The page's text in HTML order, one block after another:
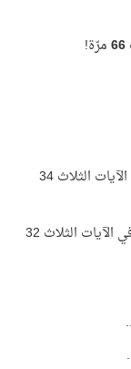
66مرّة!
الآية الأولى تبدأ بحرف اللّام وهذا الحرف تكرّر في الآيات الثلاث 34
الآية الأولى تنتهي بحرف الألف وهذا الحرف تكرّر في الآيات الثلاث 32